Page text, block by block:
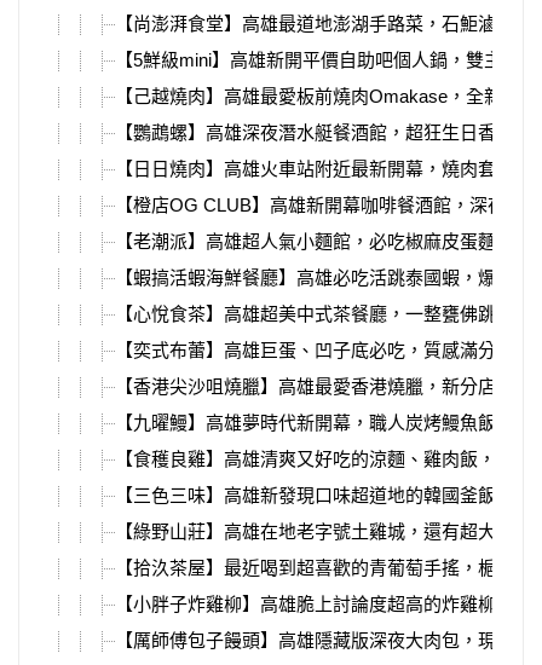
【尚澎湃食堂】高雄最道地澎湖手路菜，石鮔滷肉
【5鮮級mini】高雄新開平價自助吧個人鍋，雙主餐
【己越燒肉】高雄最愛板前燒肉Omakase，全新燒
【鸚鵡螺】高雄深夜潛水艇餐酒館，超狂生日香檳塔
【日日燒肉】高雄火車站附近最新開幕，燒肉套餐
【橙店OG CLUB】高雄新開幕咖啡餐酒館，深夜直
【老潮派】高雄超人氣小麵館，必吃椒麻皮蛋麵、
【蝦搞活蝦海鮮餐廳】高雄必吃活跳泰國蝦，爆漿
【心悅食茶】高雄超美中式茶餐廳，一整甕佛跳牆
【奕式布蕾】高雄巨蛋、凹子底必吃，質感滿分水
【香港尖沙咀燒臘】高雄最愛香港燒臘，新分店必
【九曜鰻】高雄夢時代新開幕，職人炭烤鰻魚飯、
【食穫良雞】高雄清爽又好吃的涼麵、雞肉飯，自製
【三色三味】高雄新發現口味超道地的韓國釜飯，小
【綠野山莊】高雄在地老字號土雞城，還有超大停
【拾汣茶屋】最近喝到超喜歡的青葡萄手搖，梔茉
【小胖子炸雞柳】高雄脆上討論度超高的炸雞柳，
【厲師傅包子饅頭】高雄隱藏版深夜大肉包，現蒸